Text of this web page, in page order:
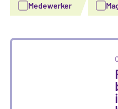
Medewerker